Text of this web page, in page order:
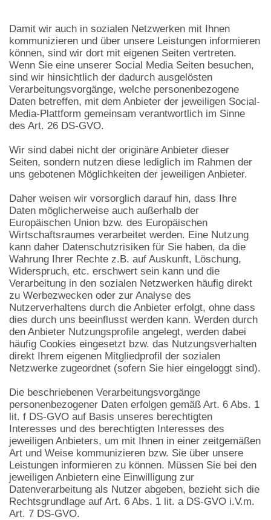
Damit wir auch in sozialen Netzwerken mit Ihnen
kommunizieren und über unsere Leistungen informieren
können, sind wir dort mit eigenen Seiten vertreten.
Wenn Sie eine unserer Social Media Seiten besuchen,
sind wir hinsichtlich der dadurch ausgelösten
Verarbeitungsvorgänge, welche personenbezogene
Daten betreffen, mit dem Anbieter der jeweiligen Social-
Media-Plattform gemeinsam verantwortlich im Sinne
des Art. 26 DS-GVO.
Wir sind dabei nicht der originäre Anbieter dieser
Seiten, sondern nutzen diese lediglich im Rahmen der
uns gebotenen Möglichkeiten der jeweiligen Anbieter.
Daher weisen wir vorsorglich darauf hin, dass Ihre
Daten möglicherweise auch außerhalb der
Europäischen Union bzw. des Europäischen
Wirtschaftsraumes verarbeitet werden. Eine Nutzung
kann daher Datenschutzrisiken für Sie haben, da die
Wahrung Ihrer Rechte z.B. auf Auskunft, Löschung,
Widerspruch, etc. erschwert sein kann und die
Verarbeitung in den sozialen Netzwerken häufig direkt
zu Werbezwecken oder zur Analyse des
Nutzerverhaltens durch die Anbieter erfolgt, ohne dass
dies durch uns beeinflusst werden kann. Werden durch
den Anbieter Nutzungsprofile angelegt, werden dabei
häufig Cookies eingesetzt bzw. das Nutzungsverhalten
direkt Ihrem eigenen Mitgliedprofil der sozialen
Netzwerke zugeordnet (sofern Sie hier eingeloggt sind).
Die beschriebenen Verarbeitungsvorgänge
personenbezogener Daten erfolgen gemäß Art. 6 Abs. 1
lit. f DS-GVO auf Basis unseres berechtigten
Interesses und des berechtigten Interesses des
jeweiligen Anbieters, um mit Ihnen in einer zeitgemäßen
Art und Weise kommunizieren bzw. Sie über unsere
Leistungen informieren zu können. Müssen Sie bei den
jeweiligen Anbietern eine Einwilligung zur
Datenverarbeitung als Nutzer abgeben, bezieht sich die
Rechtsgrundlage auf Art. 6 Abs. 1 lit. a DS-GVO i.V.m.
Art. 7 DS-GVO.